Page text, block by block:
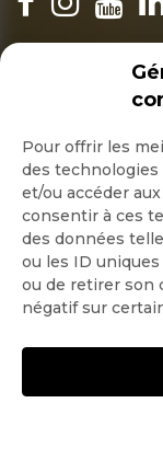
Pour offrir les
des
et/ou accéder
consentir à ces
des données
ou les ID
ou de retirer son
négatif sur
INSCRIPTION
Quotidienne
Hebdo
OK